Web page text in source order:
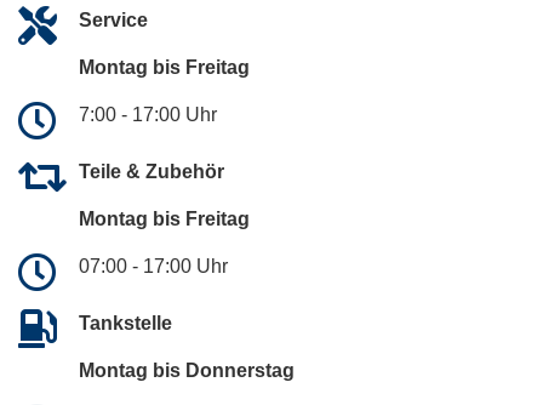
Service
Montag bis Freitag
7:00 - 17:00 Uhr
Teile & Zubehör
Montag bis Freitag
07:00 - 17:00 Uhr
Tankstelle
Montag bis Donnerstag